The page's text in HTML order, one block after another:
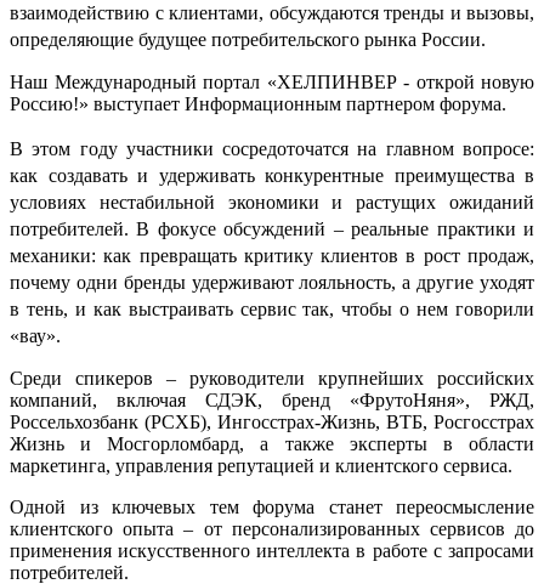
взаимодействию с клиентами, обсуждаются тренды и вызовы,
определяющие будущее потребительского рынка России.
Наш Международный портал «ХЕЛПИНВЕР - открой новую
Россию!» выступает Информационным партнером форума.
В этом году участники сосредоточатся на главном вопросе:
как создавать и удерживать конкурентные преимущества в
условиях нестабильной экономики и растущих ожиданий
потребителей.В фокусе обсуждений – реальные практики и
механики: как превращать критику клиентов в рост продаж,
почему одни бренды удерживают лояльность, а другие уходят
в тень, и как выстраивать сервис так, чтобы о нем говорили
«вау».
Среди спикеров – руководители крупнейших российских
компаний, включая СДЭК, бренд «ФрутоНяня», РЖД,
Россельхозбанк (РСХБ), Ингосстрах-Жизнь, ВТБ, Росгосстрах
Жизнь и Мосгорломбард, а также эксперты в области
маркетинга, управления репутацией и клиентского сервиса.
Одной из ключевых тем форума станет переосмысление
клиентского опыта – от персонализированных сервисов до
применения искусственного интеллекта в работе с запросами
потребителей.